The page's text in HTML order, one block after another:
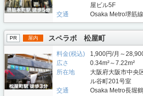
屋ビル5F
交通
Osaka Metro堺筋
PR 屋内 スペラボ 松屋町
料金(税込)
1,900円/月～
広さ
0.34m²～7.22m²
所在地
大阪府大阪市中央
ル谷町201号室
交通
Osaka Metro長堀